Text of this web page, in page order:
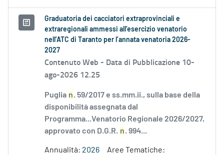
Graduatoria dei cacciatori extraprovinciali e
extraregionali ammessi all’esercizio venatorio
nell’ATC di Taranto per l’annata venatoria 2026-
2027
Contenuto Web - Data di Pubblicazione 10-
ago-2026 12.25
Puglia n. 59/2017 e ss.mm.ii., sulla base della
disponibilità assegnata dal
Programma...Venatorio Regionale 2026/2027,
approvato con D.G.R. n. 994...
Annualità: 2026
Aree Tematiche: